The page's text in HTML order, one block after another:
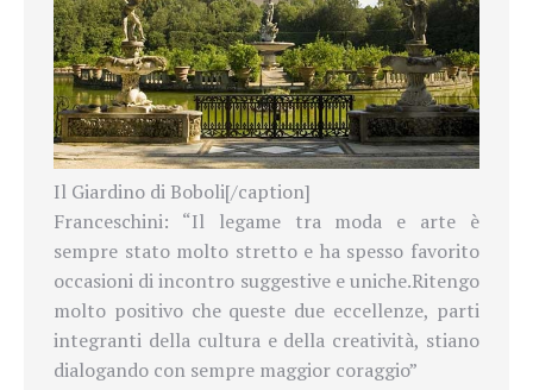
Il Giardino di Boboli[/caption]
Franceschini: “Il legame tra moda e arte è
sempre stato molto stretto e ha spesso favorito
occasioni di incontro suggestive e uniche.Ritengo
molto positivo che queste due eccellenze, parti
integranti della cultura e della creatività, stiano
dialogando con sempre maggior coraggio”